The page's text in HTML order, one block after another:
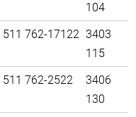
104
511 762-17122 3403
115
511 762-2522
3406
130